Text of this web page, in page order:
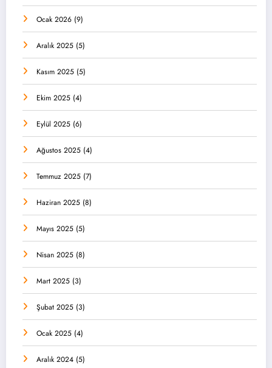
Ocak 2026 (9)
Aralık 2025 (5)
Kasım 2025 (5)
Ekim 2025 (4)
Eylül 2025 (6)
Ağustos 2025 (4)
Temmuz 2025 (7)
Haziran 2025 (8)
Mayıs 2025 (5)
Nisan 2025 (8)
Mart 2025 (3)
Şubat 2025 (3)
Ocak 2025 (4)
Aralık 2024 (5)